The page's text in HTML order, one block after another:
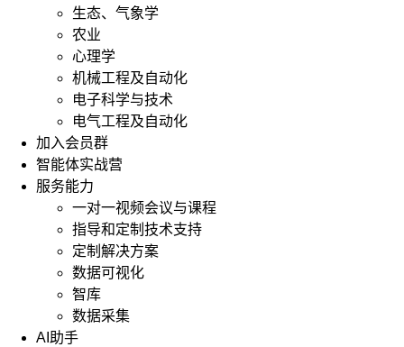
生态、气象学
农业
心理学
机械工程及自动化
电子科学与技术
电气工程及自动化
加入会员群
智能体实战营
服务能力
一对一视频会议与课程
指导和定制技术支持
定制解决方案
数据可视化
智库
数据采集
AI助手